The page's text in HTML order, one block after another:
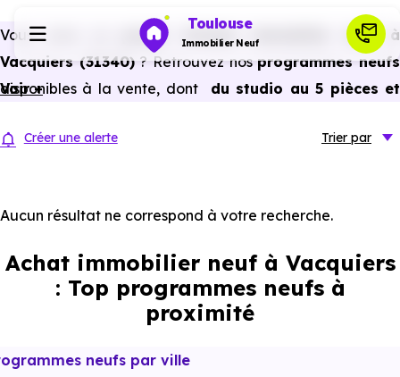
Toulouse
Immobilier Neuf
Investir
Actualités
Vous avez un
projet d’achat immobilier neuf à
Vacquiers (31340)? Retrouvez nos programmes neufs
disponibles à la vente, dont
du studio au 5 pièces et
avantages du neuf :PTZ, TVA réduitedans certains cas,
énergétiques, garanties constructeur, etc.
Voir +
Créer une alerte Trier par
Aucun résultat ne correspond à votre recherche.
Achat immobilier neuf à Vacquiers
: Top programmes neufs à
proximité
neufs par ville